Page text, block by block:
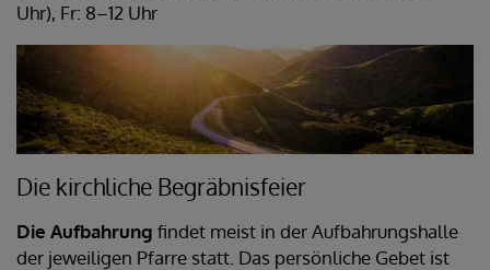
Uhr), Fr: 8–12 Uhr
Die kirchliche Begräbnisfeier
Die Aufbahrung findet meist in der Aufbahrungshalle
der jeweiligen Pfarre statt. Das persönliche Gebet ist